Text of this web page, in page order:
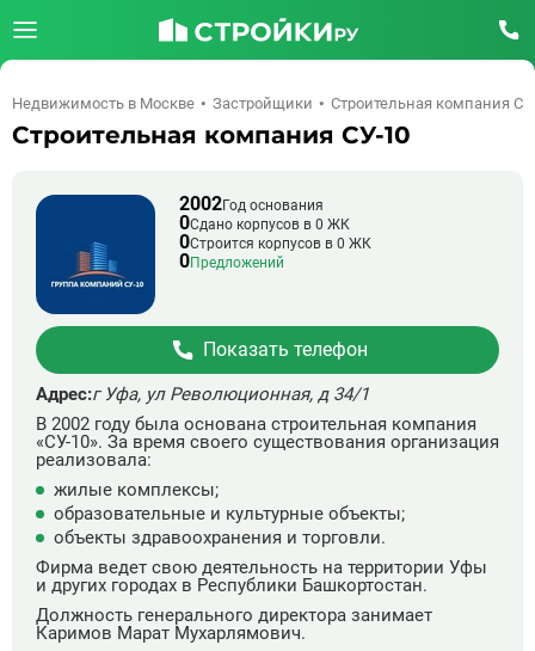
Недвижимость в Москве Застройщики Строительная компания
Строительная компания СУ-10
2002Год основания
0Сдано корпусов в 0 ЖК
0Строится корпусов в 0 ЖК
0Предложений
Показать телефон
Адрес:г Уфа, ул Революционная, д 34/1
В 2002 году была основана строительная компания
«СУ-10». За время своего существования организация
реализовала:
жилые комплексы;
образовательные и культурные объекты;
объекты здравоохранения и торговли.
Фирма ведет свою деятельность на территории Уфы
и других городах в Республики Башкортостан.
Должность генерального директора занимает
Каримов Марат Мухарлямович.